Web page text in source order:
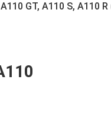
GT, A110 S, A110